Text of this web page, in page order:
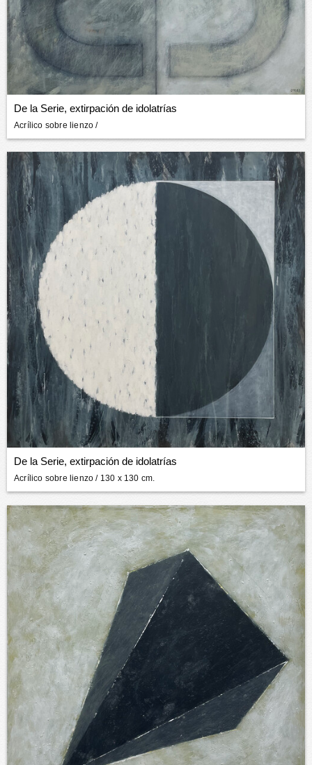
De la Serie, extirpación de idolatrías
Acrílico sobre lienzo /
De la Serie, extirpación de idolatrías
Acrílico sobre lienzo / 130 x 130 cm.